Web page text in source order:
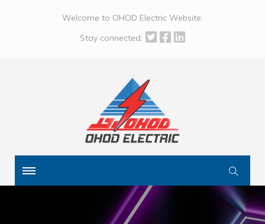
Welcome to OHOD Electric Website.
Stay connected: